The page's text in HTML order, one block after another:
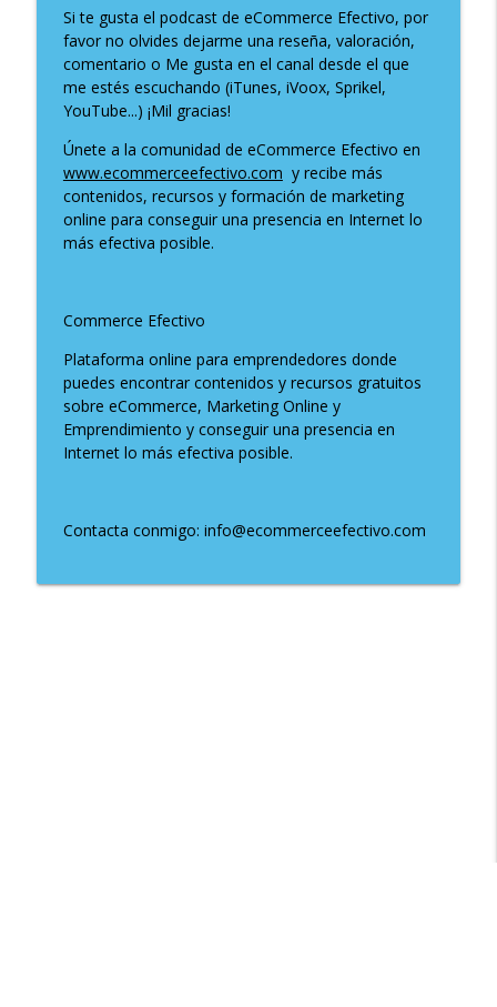
El Podcast de eCommerce Efectivo
187: Oportunidades en el metaverso
para los eCommerce
El Podcast de eCommerce Efectivo
186: Desentrañando el Éxito Digital con
Álvaro Santiago de NeoAttack
El Podcast de eCommerce Efectivo
185: Descifrando el Sales Funnel Canvas
Si te gusta el podcast de eCommerce Efectivo, por
favor no olvides dejarme una reseña, valoración,
comentario o Me gusta en el canal desde el que
me estés escuchando (iTunes, iVoox, Sprikel,
YouTube...) ¡Mil gracias!
Únete a la comunidad de eCommerce Efectivo en
www.ecommerceefectivo.com y recibe más
contenidos, recursos y formación de marketing
online para conseguir una presencia en Internet lo
más efectiva posible.
Commerce Efectivo
Plataforma online para emprendedores donde
puedes encontrar contenidos y recursos gratuitos
sobre eCommerce, Marketing Online y
Emprendimiento y conseguir una presencia en
Internet lo más efectiva posible.
Contacta conmigo: info@ecommerceefectivo.com